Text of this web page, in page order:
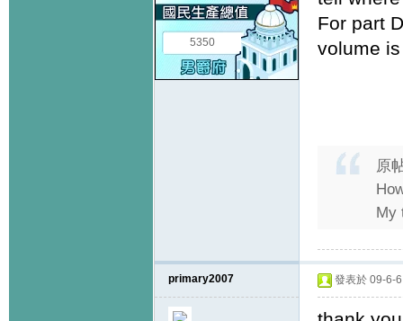
5350
For part
volume
原
My
primary2007 發表於 09-6-